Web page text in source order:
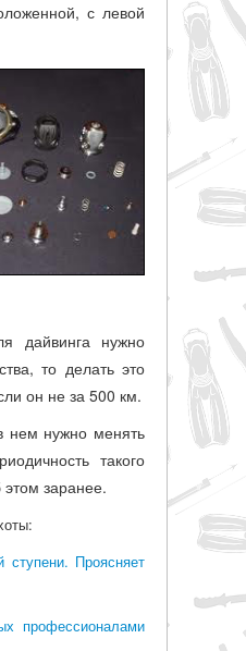
с левой
дайвинга нужно
то делать это
он не за 500 км.
нем нужно менять
такого
заранее.
Проясняет
профессионалами